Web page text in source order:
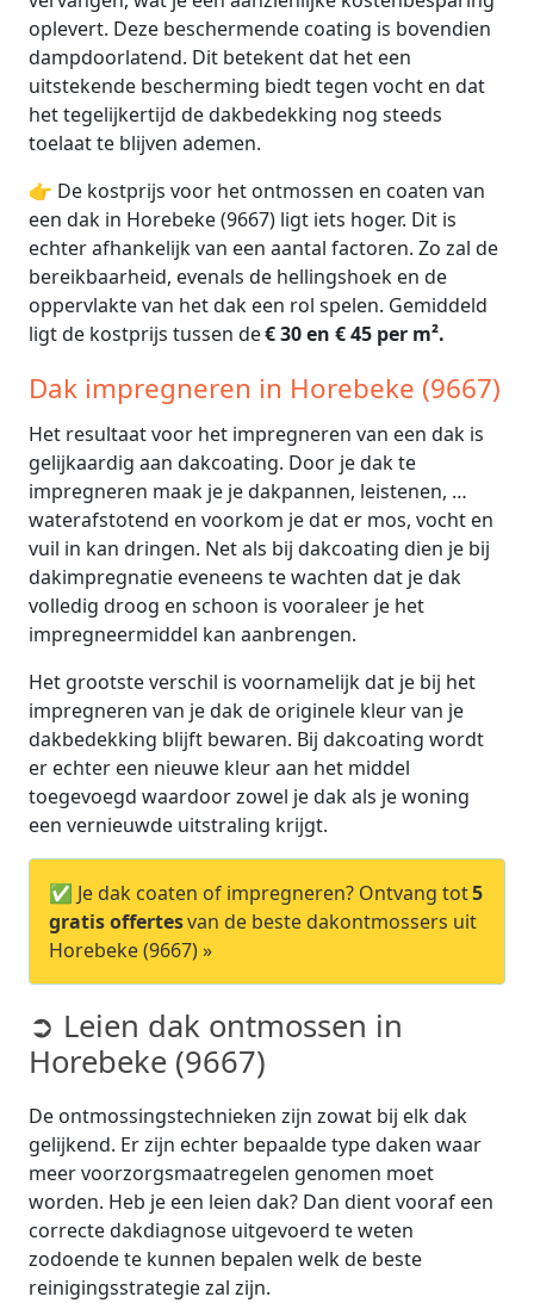
oplevert. Deze beschermende coating is bovendien
dampdoorlatend. Dit betekent dat het een
uitstekende bescherming biedt tegen vocht en dat
het tegelijkertijd de dakbedekking nog steeds
toelaat te blijven ademen.
👉 De kostprijs voor het ontmossen en coaten van
een dak in Horebeke (9667) ligt iets hoger. Dit is
echter afhankelijk van een aantal factoren. Zo zal de
bereikbaarheid, evenals de hellingshoek en de
oppervlakte van het dak een rol spelen. Gemiddeld
ligt de kostprijs tussen de€ 30 en € 45 per m².
Dak impregneren in Horebeke (9667)
Het resultaat voor het impregneren van een dak is
gelijkaardig aan dakcoating. Door je dak te
impregneren maak je je dakpannen, leistenen, …
waterafstotend en voorkom je dat er mos, vocht en
vuil in kan dringen. Net als bij dakcoating dien je bij
dakimpregnatie eveneens te wachten dat je dak
volledig droog en schoon is vooraleer je het
impregneermiddel kan aanbrengen.
Het grootste verschil is voornamelijk dat je bij het
impregneren van je dak de originele kleur van je
dakbedekking blijft bewaren. Bij dakcoating wordt
er echter een nieuwe kleur aan het middel
toegevoegd waardoor zowel je dak als je woning
een vernieuwde uitstraling krijgt.
✅ Je dak coaten of impregneren? Ontvang tot5
gratis offertesvan de beste dakontmossers uit
Horebeke (9667) »
➲ Leien dak ontmossen in
Horebeke (9667)
De ontmossingstechnieken zijn zowat bij elk dak
gelijkend. Er zijn echter bepaalde type daken waar
meer voorzorgsmaatregelen genomen moet
worden. Heb je een leien dak? Dan dient vooraf een
correcte dakdiagnose uitgevoerd te weten
zodoende te kunnen bepalen welk de beste
reinigingsstrategie zal zijn.